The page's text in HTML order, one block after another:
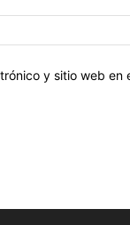
y sitio web